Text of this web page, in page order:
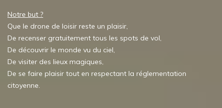
Notre but ?
Que le drone de loisir reste un plaisir,
De recenser gratuitement tous les spots de vol,
De découvrir le monde vu du ciel,
De visiter des lieux magiques,
De se faire plaisir tout en respectant la réglementation
citoyenne.